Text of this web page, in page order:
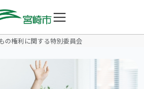
の権利に関する特別委員会